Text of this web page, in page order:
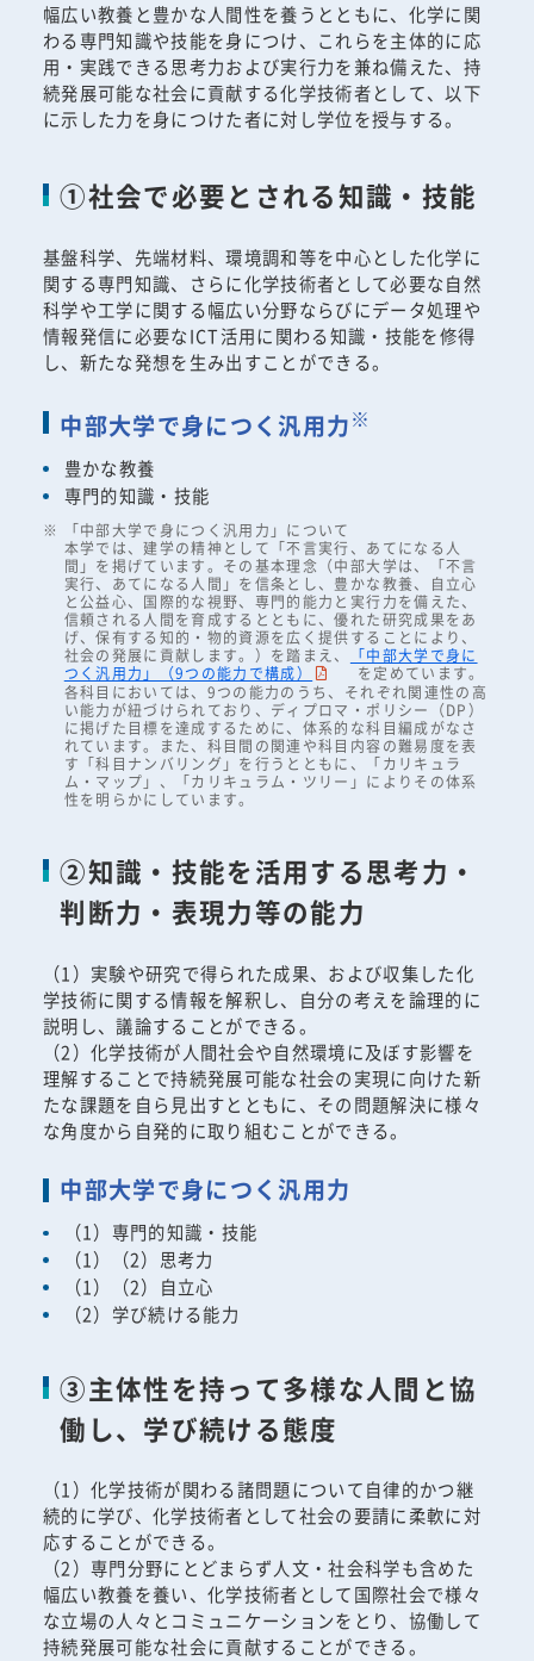
幅広い教養と豊かな人間性を養うとともに、化学に関
わる専門知識や技能を身につけ、これらを主体的に応
用・実践できる思考力および実行力を兼ね備えた、持
続発展可能な社会に貢献する化学技術者として、以下
に示した力を身につけた者に対し学位を授与する。
①社会で必要とされる知識・技能
基盤科学、先端材料、環境調和等を中心とした化学に
関する専門知識、さらに化学技術者として必要な自然
科学や工学に関する幅広い分野ならびにデータ処理や
情報発信に必要なICT活用に関わる知識・技能を修得
し、新たな発想を生み出すことができる。
中部大学で身につく汎用力※
豊かな教養
専門的知識・技能
「中部大学で身につく汎用力」について
本学では、建学の精神として「不言実行、あてになる人
間」を掲げています。その基本理念（中部大学は、「不言
実行、あてになる人間」を信条とし、豊かな教養、自立心
と公益心、国際的な視野、専門的能力と実行力を備えた、
信頼される人間を育成するとともに、優れた研究成果をあ
げ、保有する知的・物的資源を広く提供することにより、
社会の発展に貢献します。）を踏まえ、
「中部大学で身に
つく汎用力」（9つの能力で構成）
を定めています。
各科目においては、9つの能力のうち、それぞれ関連性の高
い能力が紐づけられており、ディプロマ・ポリシー（DP）
に掲げた目標を達成するために、体系的な科目編成がなさ
れています。また、科目間の関連や科目内容の難易度を表
す「科目ナンバリング」を行うとともに、「カリキュラ
ム・マップ」、「カリキュラム・ツリー」によりその体系
性を明らかにしています。
②知識・技能を活用する思考力・
判断力・表現力等の能力
（1）実験や研究で得られた成果、および収集した化
学技術に関する情報を解釈し、自分の考えを論理的に
説明し、議論することができる。
（2）化学技術が人間社会や自然環境に及ぼす影響を
理解することで持続発展可能な社会の実現に向けた新
たな課題を自ら見出すとともに、その問題解決に様々
な角度から自発的に取り組むことができる。
中部大学で身につく汎用力
（1）専門的知識・技能
（1）（2）思考力
（1）（2）自立心
（2）学び続ける能力
③主体性を持って多様な人間と協
働し、学び続ける態度
（1）化学技術が関わる諸問題について自律的かつ継
続的に学び、化学技術者として社会の要請に柔軟に対
応することができる。
（2）専門分野にとどまらず人文・社会科学も含めた
幅広い教養を養い、化学技術者として国際社会で様々
な立場の人々とコミュニケーションをとり、協働して
持続発展可能な社会に貢献することができる。